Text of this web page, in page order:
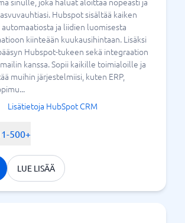
Hubspot sisältää kaiken
ja liidien luomisesta
kiinteään kuukausihintaan. Lisäksi
Hubspot-tukeen sekä integraation
kanssa. Sopii kaikille toimialoille ja
muihin järjestelmiisi, kuten ERP,
Lisätietoja HubSpot CRM
500+
LUE LISÄÄ